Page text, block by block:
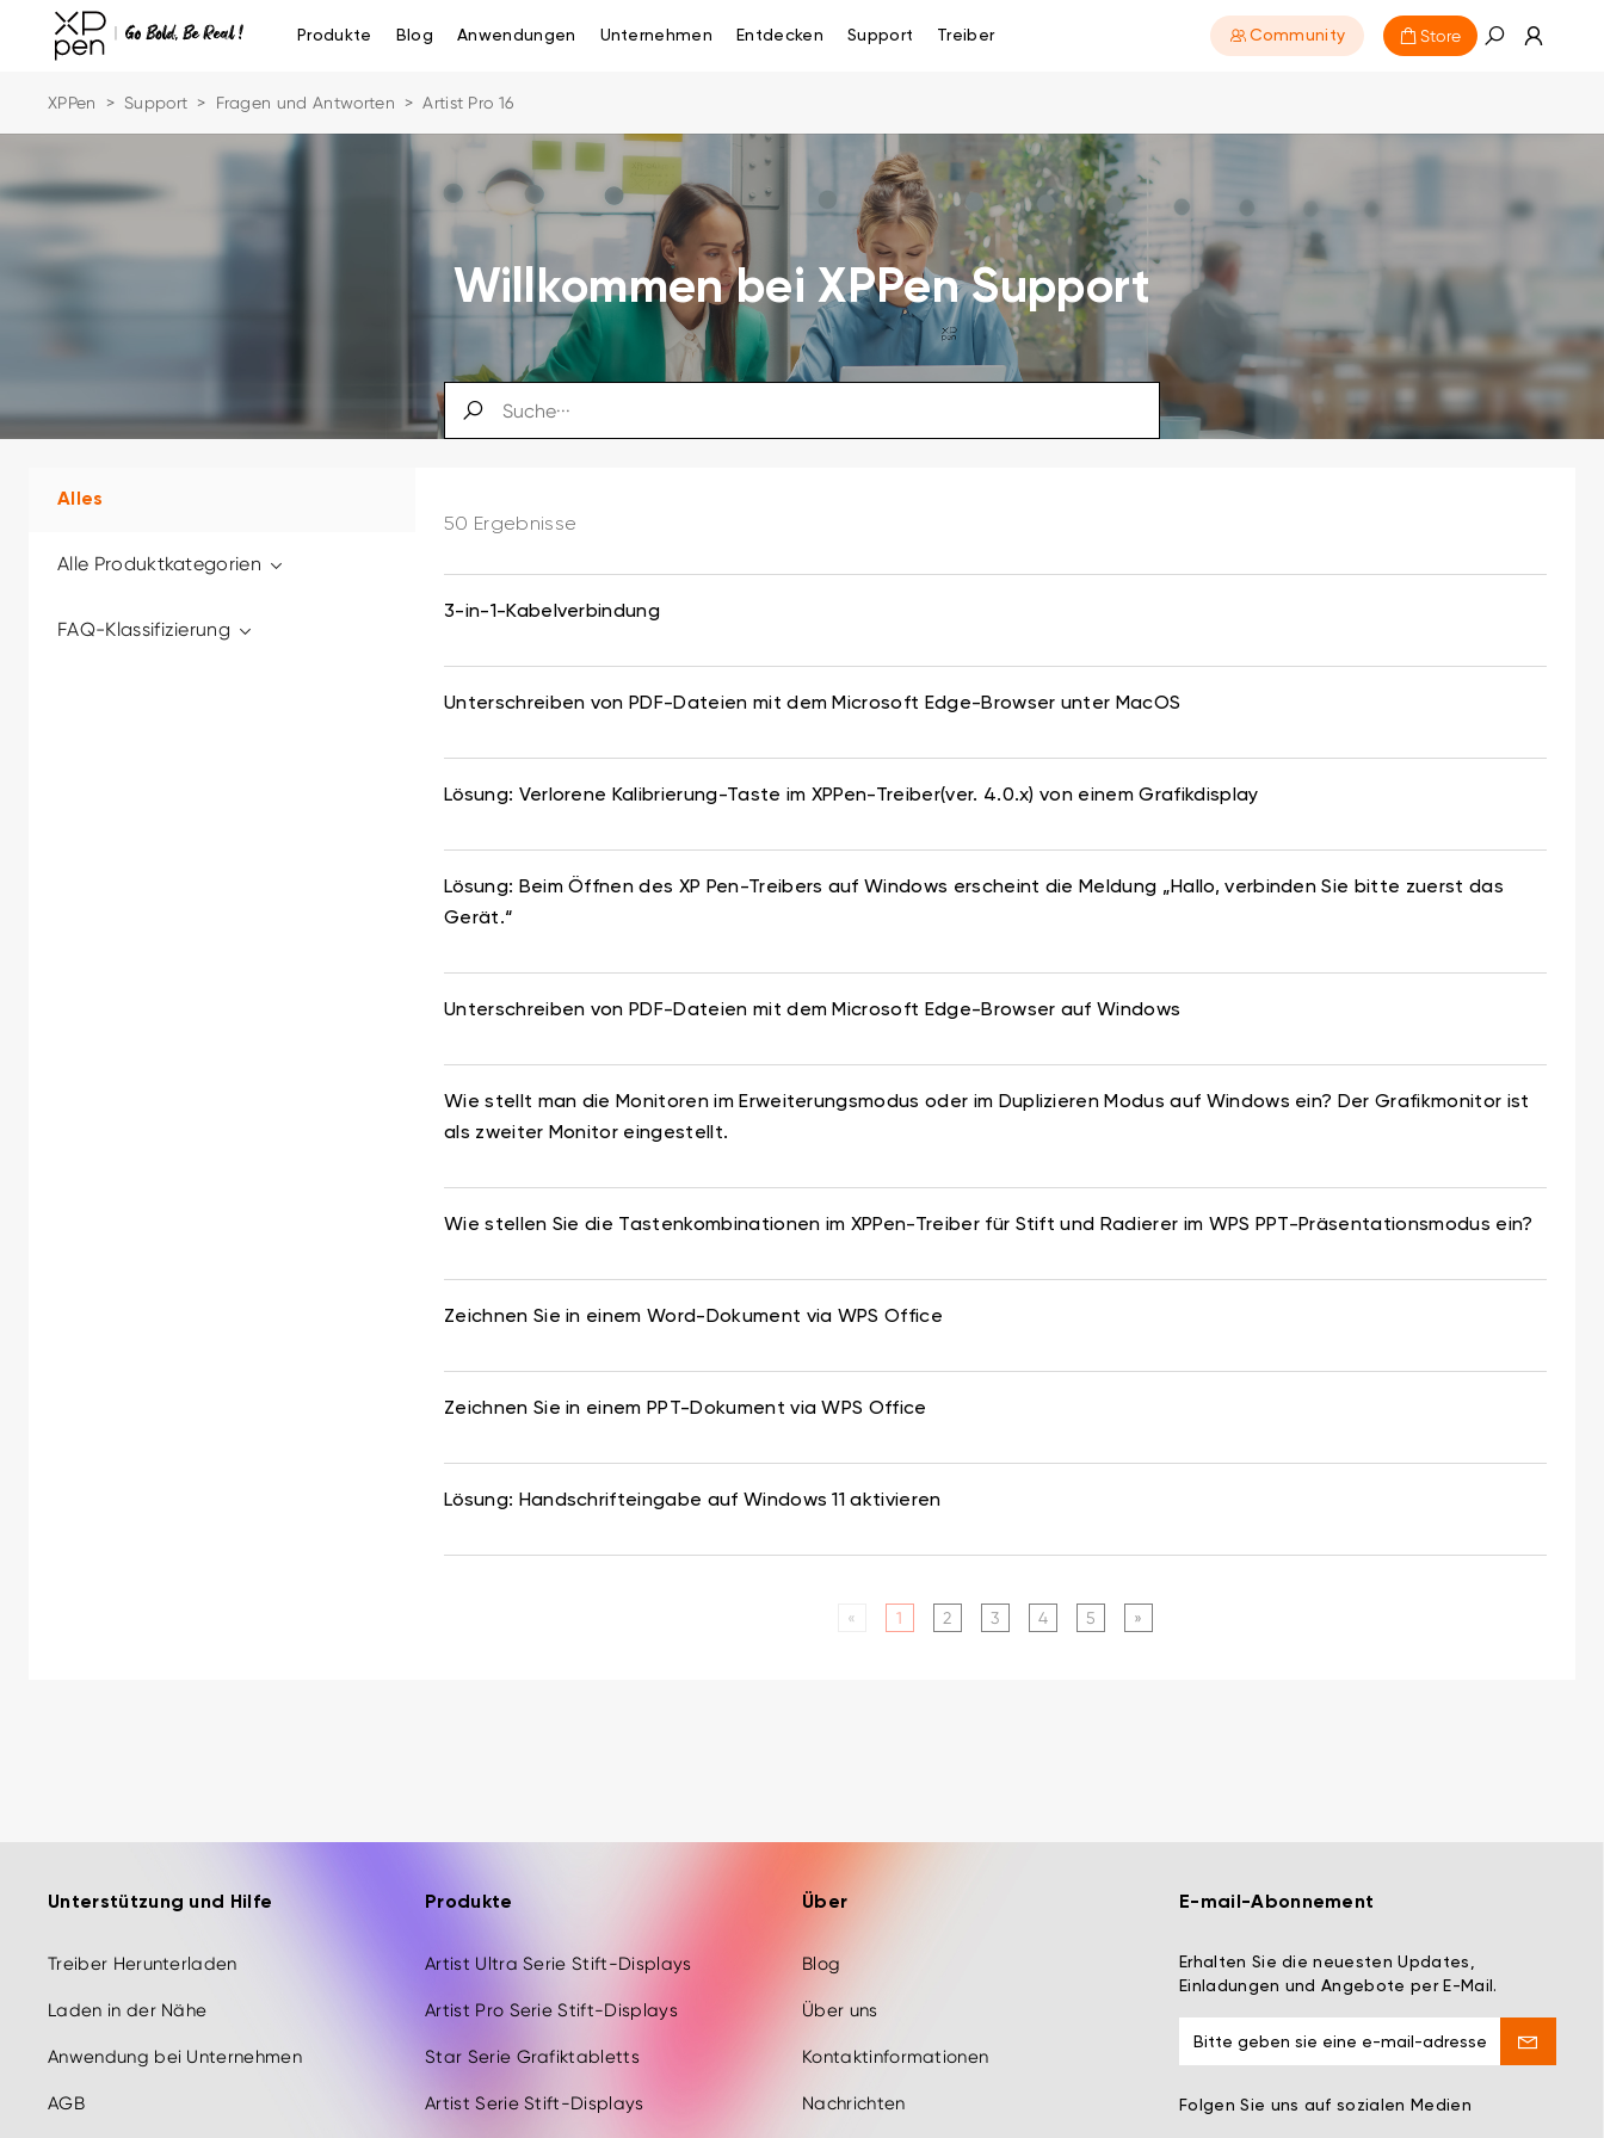
Produkte Blog Anwendungen Unternehmen Entdecken Support Treiber Community Store
XPPen > Support > Fragen und Antworten > Artist Pro 16
Willkommen bei XPPen Support
Alles
Alle Produktkategorien
FAQ-Klassifizierung
50 Ergebnisse
3-in-1-Kabelverbindung
Unterschreiben von PDF-Dateien mit dem Microsoft Edge-Browser unter MacOS
Lösung: Verlorene Kalibrierung-Taste im XPPen-Treiber(ver. 4.0.x) von einem Grafikdisplay
Lösung: Beim Öffnen des XP Pen-Treibers auf Windows erscheint die Meldung „Hallo, verbinden Sie bitte zuerst das
Gerät.“
Unterschreiben von PDF-Dateien mit dem Microsoft Edge-Browser auf Windows
Wie stellt man die Monitoren im Erweiterungsmodus oder im Duplizieren Modus auf Windows ein? Der Grafikmonitor ist
als zweiter Monitor eingestellt.
Wie stellen Sie die Tastenkombinationen im XPPen-Treiber für Stift und Radierer im WPS PPT-Präsentationsmodus ein?
Zeichnen Sie in einem Word-Dokument via WPS Office
Zeichnen Sie in einem PPT-Dokument via WPS Office
Lösung: Handschrifteingabe auf Windows 11 aktivieren
« 1 2 3 4 5 »
Unterstützung und Hilfe
Treiber Herunterladen
Laden in der Nähe
Anwendung bei Unternehmen
AGB
Produkte
Artist Ultra Serie Stift-Displays
Artist Pro Serie Stift-Displays
Star Serie Grafiktabletts
Artist Serie Stift-Displays
Über
Blog
Über uns
Kontaktinformationen
Nachrichten
E-mail-Abonnement
Erhalten Sie die neuesten Updates,
Einladungen und Angebote per E-Mail.
Folgen Sie uns auf sozialen Medien